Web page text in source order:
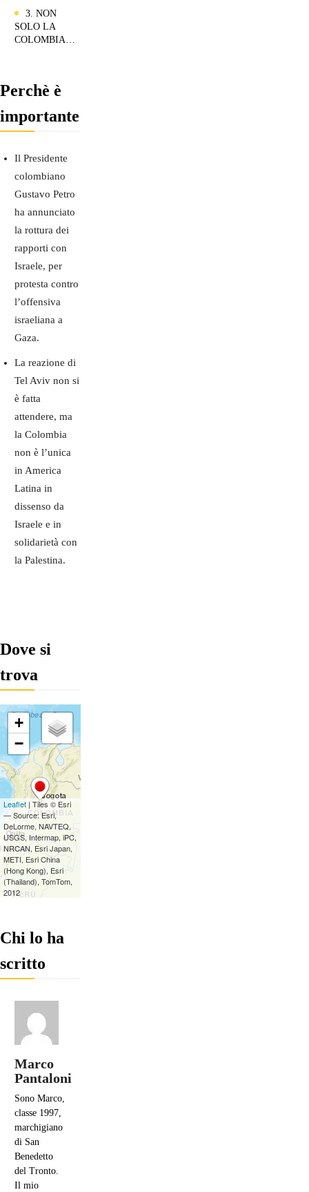
3. NON
SOLO LA
COLOMBIA…
Perchè è
importante
Il Presidente
colombiano
Gustavo Petro
ha annunciato
la rottura dei
rapporti con
Israele, per
protesta contro
l’offensiva
israeliana a
Gaza.
La reazione di
Tel Aviv non si
è fatta
attendere, ma
la Colombia
non è l’unica
in America
Latina in
dissenso da
Israele e in
solidarietà con
la Palestina.
Dove si
trova
Chi lo ha
scritto
Marco
Pantaloni
Sono Marco,
classe 1997,
marchigiano
di San
Benedetto
del Tronto.
Il mio